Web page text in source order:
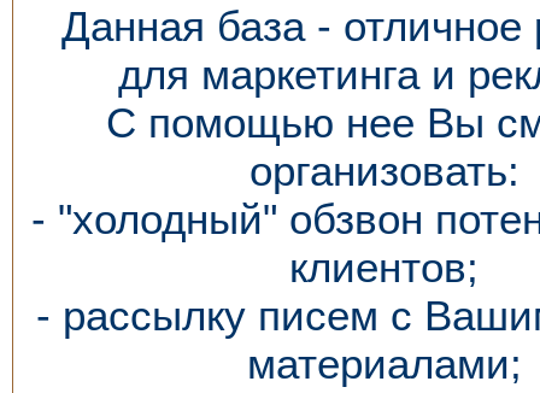
Данная база -
для маркетинга и
С помощью нее Вы
организовать:
- "холодный" обзвон
клиентов;
- рассылку писем с
материалами;